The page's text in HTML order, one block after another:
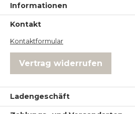
Informationen
Kontakt
Kontaktformular
Vertrag widerrufen
Ladengeschäft